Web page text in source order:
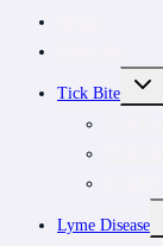
Tick Bite
Lyme Disease